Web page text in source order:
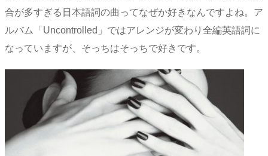
合が多すぎる日本語詞の曲ってなぜか好きなんですよね。ア
ルバム「Uncontrolled」ではアレンジが変わり全編英語詞に
なっていますが、そっちはそっちで好きです。